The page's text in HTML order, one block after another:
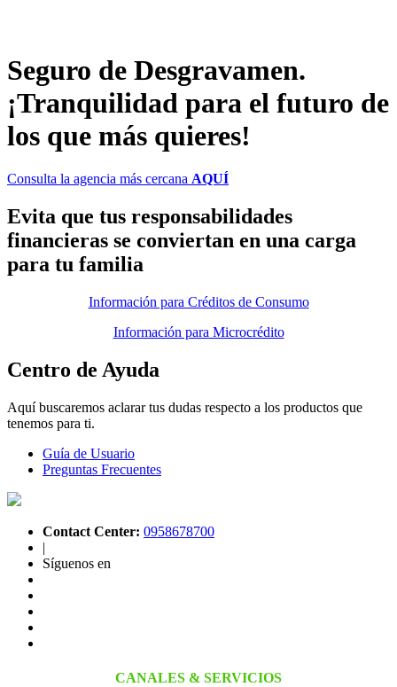
Seguro de Desgravamen.
¡Tranquilidad para el futuro de
los que más quieres!
Consulta la agencia más cercana AQUÍ
Evita que tus responsabilidades
financieras se conviertan en una carga
para tu familia
Información para Créditos de Consumo
Información para Microcrédito
Centro de Ayuda
Aquí buscaremos aclarar tus dudas respecto a los productos que
tenemos para ti.
Guía de Usuario
Preguntas Frecuentes
Contact Center: 0958678700
|
Síguenos en
CANALES & SERVICIOS